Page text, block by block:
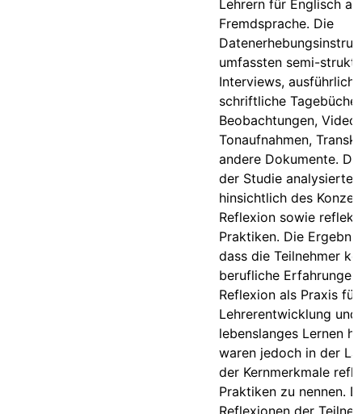
Lehrern für Englisch als
Fremdsprache. Die
umfassten semi-
Interviews,
schriftliche
Beobachtungen,
Tonaufnahmen,
andere Dokumente.
der Studie analysierte
hinsichtlich des
Reflexion sowie
Praktiken. Die
dass die Teilnehmer
berufliche
Reflexion als Praxis für
Lehrerentwicklung und
lebenslanges Lernen
waren jedoch in der
der Kernmerkmale
Praktiken zu nennen.
Reflexionen der